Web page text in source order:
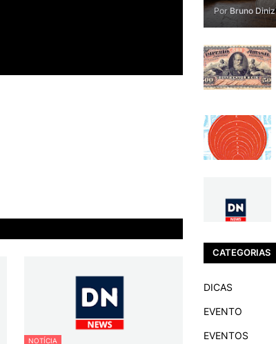
NOTÍCIA
Por Bruno Diniz
CATEGORIAS
DICAS
EVENTO
EVENTOS